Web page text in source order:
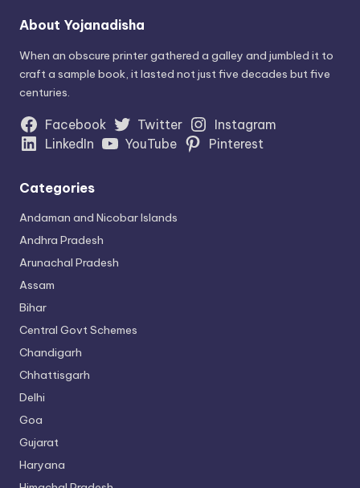
About Yojanadisha
When an obscure printer gathered a galley and jumbled it to
craft a sample book, it lasted not just five decades but five
centuries.
Facebook Twitter
Instagram
LinkedIn
YouTube Pinterest
Categories
Andaman and Nicobar Islands
Andhra Pradesh
Arunachal Pradesh
Assam
Bihar
Central Govt Schemes
Chandigarh
Chhattisgarh
Delhi
Goa
Gujarat
Haryana